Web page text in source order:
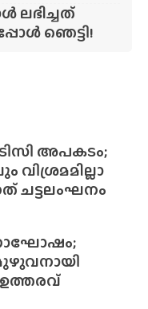
ലഭിച്ചത്
ഞെട്ടി!
അപകടം;
ചട്ടലംഘനം